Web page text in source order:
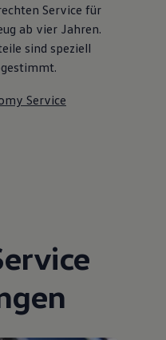
Festival 2023
Service für
ab vier Jahren.
sind speziell
Service